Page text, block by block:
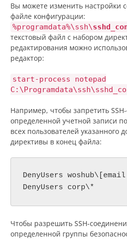
Вы можете изменить настройки
файле конфигурации:
%programdata%\ssh\
текстовый файл с набором
редактирования можно
редактор:
start-process notepad
Например, чтобы запретить
определенной учетной записи
всех пользователей указанного
директивы в конец файла:
DenyUsers
DenyUsers corp\*
Чтобы разрешить SSH-
определенной группы